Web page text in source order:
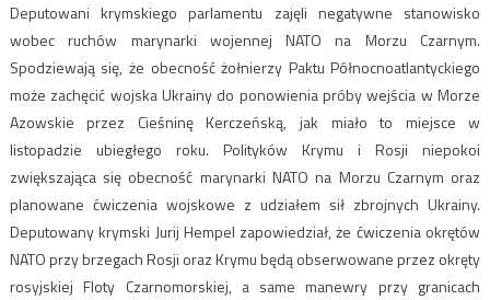
Deputowani krymskiego parlamentu zajęli negatywne stanowisko
wobec ruchów marynarki wojennej NATO na Morzu Czarnym.
Spodziewają się, że obecność żołnierzy Paktu Północnoatlantyckiego
może zachęcić wojska Ukrainy do ponowienia próby wejścia w Morze
Azowskie przez Cieśninę Kerczeńską, jak miało to miejsce w
listopadzie ubiegłego roku. Polityków Krymu i Rosji niepokoi
zwiększająca się obecność marynarki NATO na Morzu Czarnym oraz
planowane ćwiczenia wojskowe z udziałem sił zbrojnych Ukrainy.
Deputowany krymski Jurij Hempel zapowiedział, że ćwiczenia okrętów
NATO przy brzegach Rosji oraz Krymu będą obserwowane przez okręty
rosyjskiej Floty Czarnomorskiej, a same manewry przy granicach